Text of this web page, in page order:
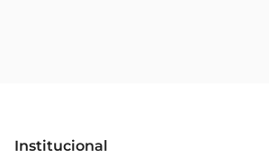
mesa.
Institucional